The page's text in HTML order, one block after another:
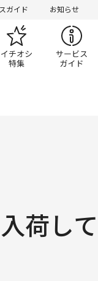
ガイド お知らせ
ョップニュースイチオシ特集
荷して